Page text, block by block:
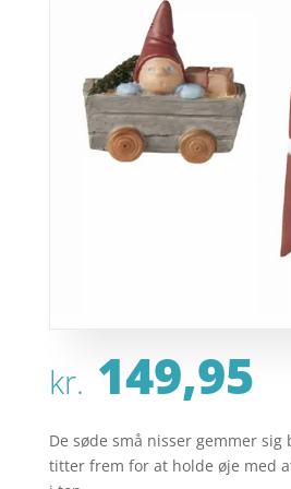
kr. 149,95
De søde små nisser gemmer
titter frem for at holde øje med